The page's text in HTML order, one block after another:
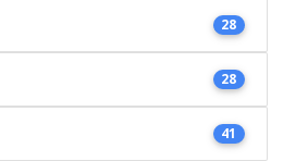
28
28
41